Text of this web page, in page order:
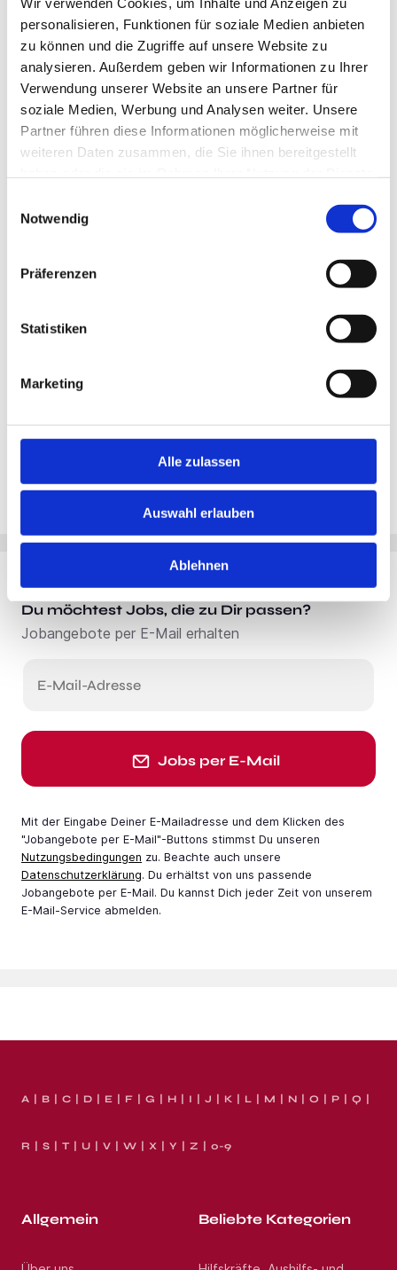
personalisieren, Funktionen für soziale Medien anbieten
zu können und die Zugriffe auf unsere Website zu
analysieren. Außerdem geben wir Informationen zu Ihrer
Verwendung unserer Website an unsere Partner für
soziale Medien, Werbung und Analysen weiter. Unsere
Partner führen diese Informationen möglicherweise mit
weiteren Daten zusammen, die Sie ihnen bereitgestellt
Notwendig
Präferenzen
Statistiken
Marketing
Alle zulassen
Auswahl erlauben
Ablehnen
Bauer B+V Personalberatung Frau Lena Schwarz
Grafenberger AlleeJetzt bewerben! Düsseldorf
T.: 0211 -Jetzt bewerben!E.: Jetzt bewerben!
Du möchtest Jobs, die zu Dir passen?
Jobangebote per E-Mail erhalten
E-Mail-Adresse
Jobs per E-Mail
Mit der Eingabe Deiner E-Mail­adresse und dem Klicken des
"Jobangebote per E-Mail"-Buttons stimmst Du unseren
Nutzungsbedingungen zu. Beachte auch unsere
Datenschutzerklärung. Du erhältst von uns passende
Jobangebote per E-Mail. Du kannst Dich jeder Zeit von unserem
E-Mail-Service abmelden.
A B C D E F G H I J K L M N O P Q
R S T U V W X Y Z 0-9
Allgemein Beliebte Kategorien